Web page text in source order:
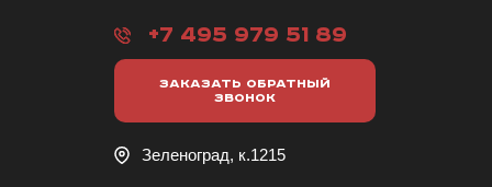
+7 495 979 51 89
ЗАКАЗАТЬ ОБРАТНЫЙ
ЗВОНОК
Зеленоград, к.1215